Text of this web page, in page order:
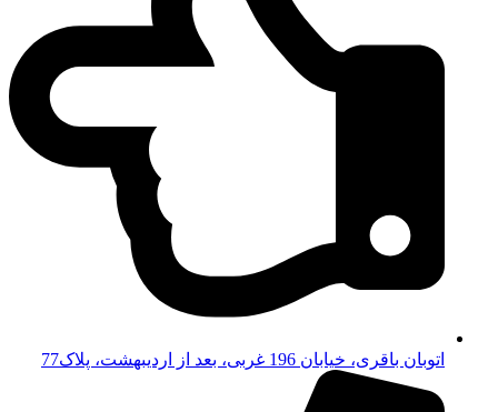
اتوبان باقری، خیابان 196 غربی، بعد از اردیبهشت، پلاک77